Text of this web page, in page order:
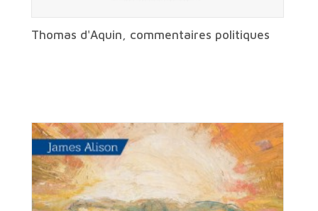
Thomas d'Aquin, commentaires politiques